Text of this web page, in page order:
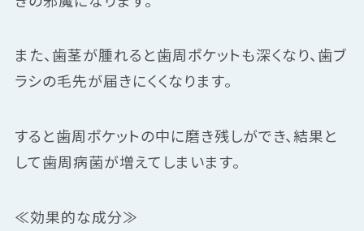
また、歯茎が腫れると歯周ポケットも深くなり、歯ブ
ラシの毛先が届きにくくなります。
すると歯周ポケットの中に磨き残しができ、結果と
して歯周病菌が増えてしまいます。
≪効果的な成分≫